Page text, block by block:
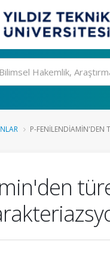
P-FENILENDIAMIN'DEN